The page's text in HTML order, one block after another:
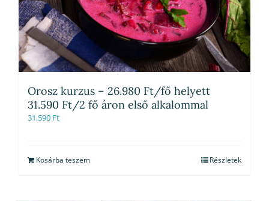
Orosz kurzus – 26.980 Ft/fő helyett
31.590 Ft/2 fő áron első alkalommal
31,590 Ft
Kosárba teszem Részletek